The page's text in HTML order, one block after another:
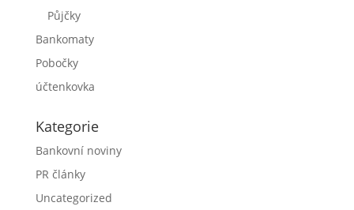
Půjčky
Bankomaty
Pobočky
účtenkovka
Kategorie
Bankovní noviny
PR články
Uncategorized